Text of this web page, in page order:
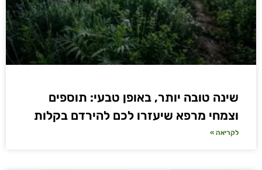
שינה טובה יותר, באופן טבעי: תוספים
וצמחי מרפא שיעזרו לכם להירדם בקלות
לקריאה »